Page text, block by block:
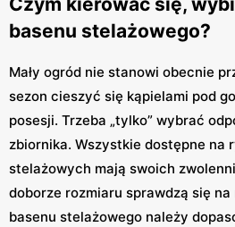
basenu stelażowego?
Mały ogród nie stanowi obecnie
sezon cieszyć się kąpielami pod
posesji. Trzeba „tylko” wybrać
zbiornika. Wszystkie dostępne na
stelażowych mają swoich
doborze rozmiaru sprawdzą się na
basenu stelażowego należy